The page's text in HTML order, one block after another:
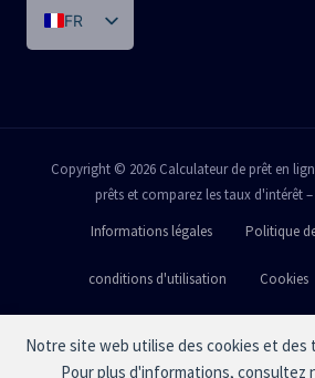
Notre site web utilise des cookies et des
Pour plus d'informations, consultez
FR
PT
ES
Copyright © 2026 Calculateur de prêt en
prêts et comparez les taux d'intérêt
Informations légales
Politique
conditions d'utilisation Cookies
Exemple de calcul :Prêt surCHF 10'000.-.Un taux d'intérêt
résultats en un temps d'exécution de12Mois total